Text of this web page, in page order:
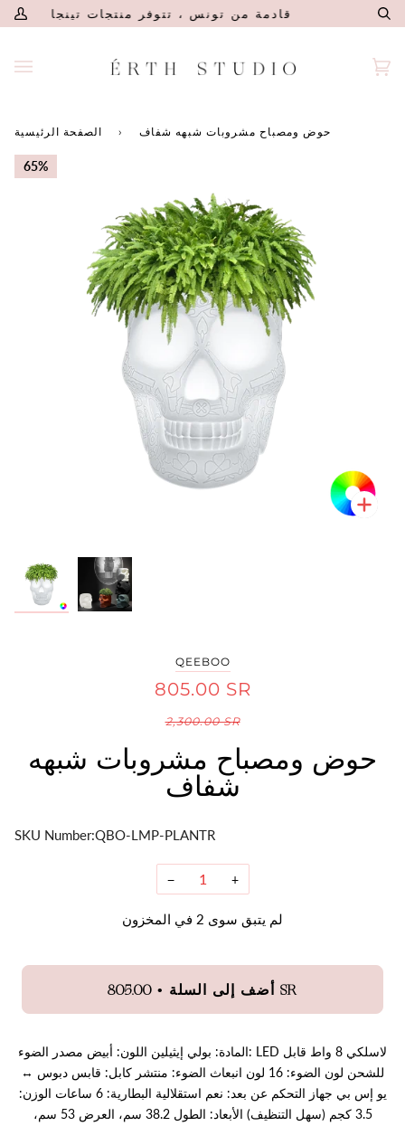
تخطى
إلىالمستخدم
بي
قادمة من تونس ، تتوفر منتجات تينجا الآن
الصفحة الرئيسية › حوض ومصباح مشروبات شبهه شفاف
65%
QEEBOO
805.00 SR
2,300.00 SR
حوض ومصباح مشروبات شبهه
شفاف
SKU Number:QBO-LMP-PLANTR
− +
لم يتبق سوى 2 في المخزون
أضف إلى السلة • 805.00 SR
المادة: بولي إيثيلين اللون: أبيض مصدر الضوء: LED لاسلكي 8 واط قابل
للشحن لون الضوء: 16 لون انبعاث الضوء: منتشر كابل: قابس دبوس ↔
يو إس بي جهاز التحكم عن بعد: نعم استقلالية البطارية: 6 ساعات الوزن:
3.5 كجم (سهل التنظيف) الأبعاد: الطول 38.2 سم، العرض 53 سم،